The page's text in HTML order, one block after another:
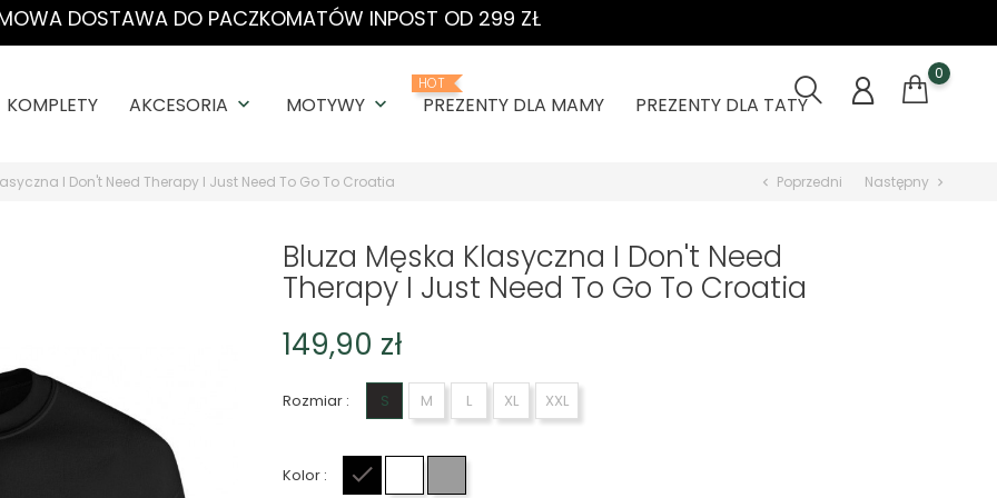
DOSTAWA DO PACZKOMATÓW INPOST OD 299 ZŁ
KOMPLETY AKCESORIA keyboard_arrow_down MOTYWY keyboard_arrow_down
HOT
PREZENTY DLA MAMY PREZENTY DLA TATY
0
I Don't Need Therapy I Just Need To Go To Croatia chevron_left Poprzedni Następny chevron_right
Bluza Męska Klasyczna I Don't Need
Therapy I Just Need To Go To Croatia
149,90 zł
Rozmiar : S M L XL XXL
Kolor :